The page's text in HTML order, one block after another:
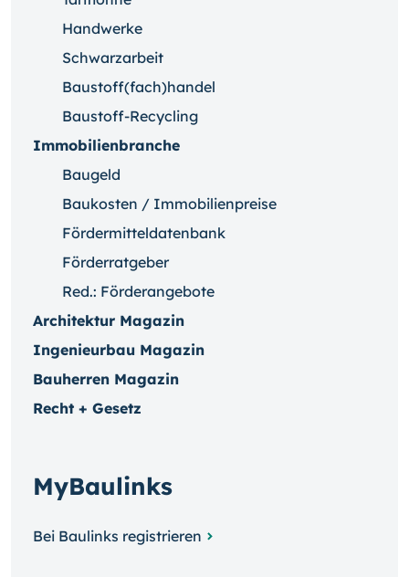
Handwerke
Schwarzarbeit
Baustoff(fach)handel
Baustoff-Recycling
Immobilienbranche
Baugeld
Baukosten / Immobilienpreise
Fördermitteldatenbank
Förderratgeber
Red.: Förderangebote
Architektur Magazin
Ingenieurbau Magazin
Bauherren Magazin
Recht + Gesetz
MyBaulinks
Bei Baulinks registrieren